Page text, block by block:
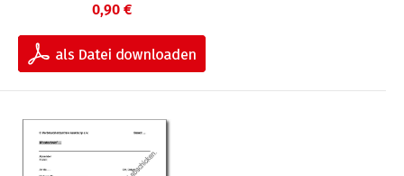
0,90 €